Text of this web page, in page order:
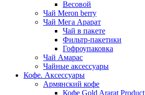
Весовой
Чай Meron berry
Чай Мега Арарат
Чай в пакете
Фильтр-пакетики
Гофроупаковка
Чай Амарас
Чайные аксессуары
Кофе. Аксессуары
Армянский кофе
Кофе Gold Ararat Product